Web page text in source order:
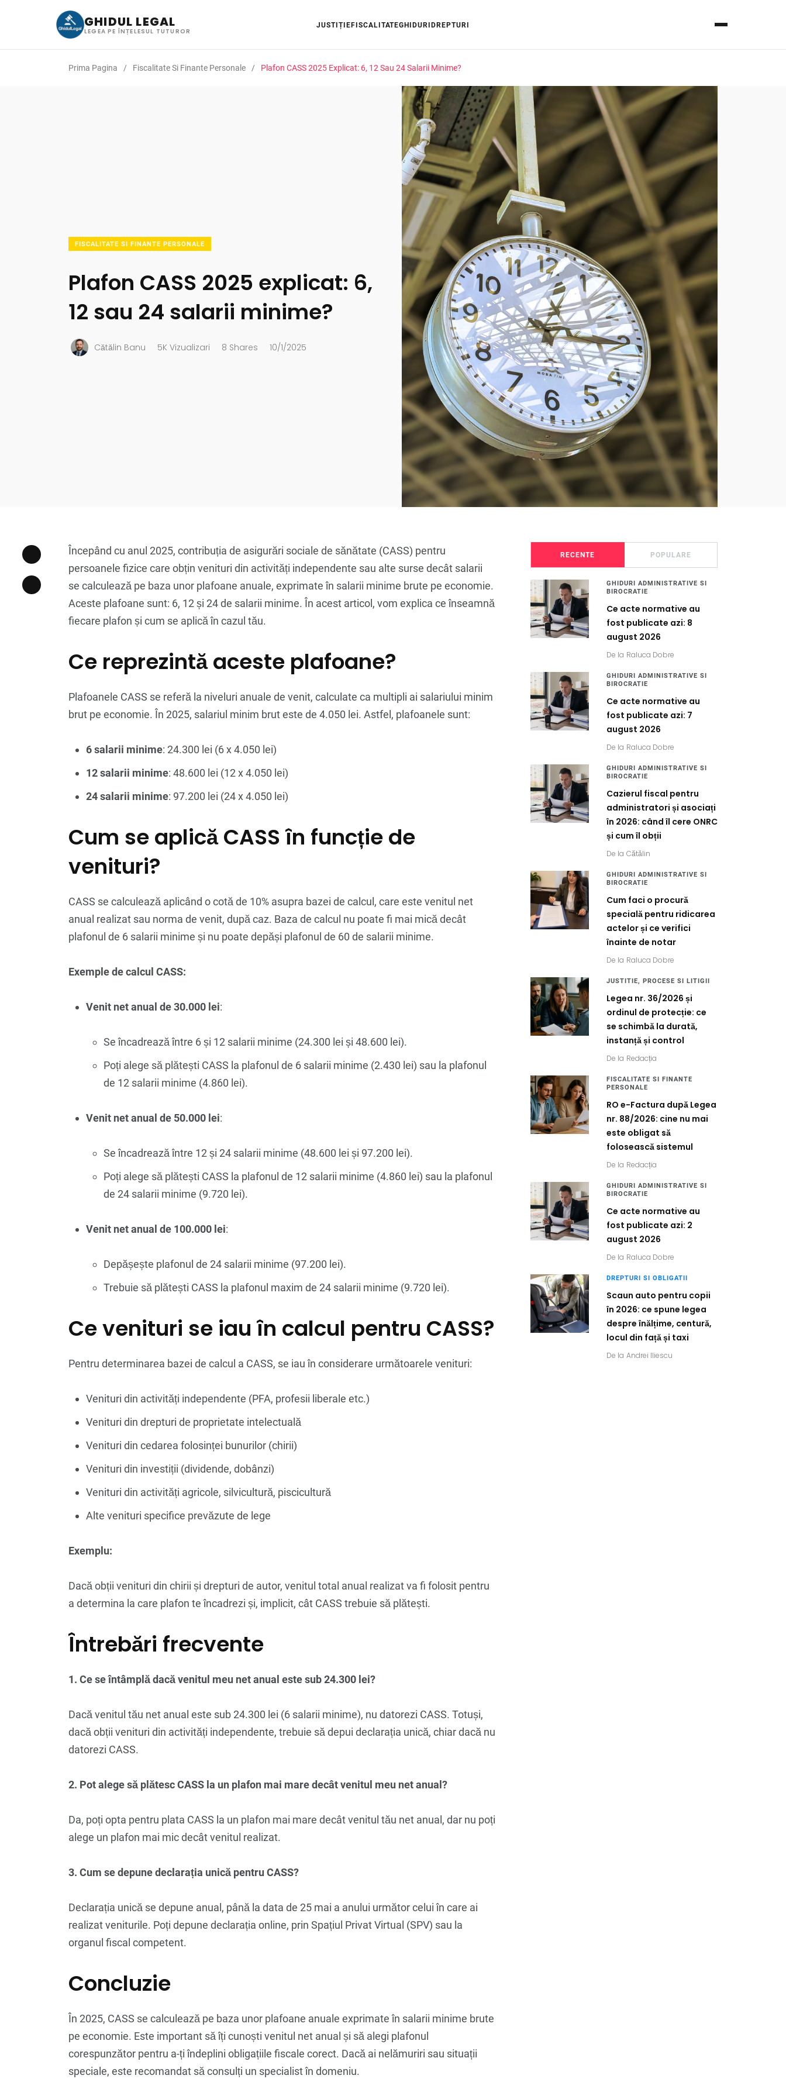
GHIDUL LEGAL
LEGEA PE ÎNȚELESUL TUTUROR
JUSTIȚIE FISCALITATEGHIDURI DREPTURI
Prima Pagina Fiscalitate Si Finante Personale Plafon CASS 2025 Explicat: 6, 12 Sau 24 Salarii Minime?
FISCALITATE SI FINANTE PERSONALE
Plafon CASS 2025 explicat: 6,
12 sau 24 salarii minime?
Cătălin Banu 5K Vizualizari 8 Shares 10/1/2025
Începând cu anul 2025, contribuția de asigurări sociale de sănătate (CASS) pentru
persoanele fizice care obțin venituri din activități independente sau alte surse decât salarii
se calculează pe baza unor plafoane anuale, exprimate în salarii minime brute pe economie.
Aceste plafoane sunt: 6, 12 și 24 de salarii minime. În acest articol, vom explica ce înseamnă
fiecare plafon și cum se aplică în cazul tău.
Ce reprezintă aceste plafoane?
Plafoanele CASS se referă la niveluri anuale de venit, calculate ca multipli ai salariului minim
brut pe economie. În 2025, salariul minim brut este de 4.050 lei. Astfel, plafoanele sunt:
6 salarii minime: 24.300 lei (6 x 4.050 lei)
12 salarii minime: 48.600 lei (12 x 4.050 lei)
24 salarii minime: 97.200 lei (24 x 4.050 lei)
Cum se aplică CASS în funcție de
venituri?
CASS se calculează aplicând o cotă de 10% asupra bazei de calcul, care este venitul net
anual realizat sau norma de venit, după caz. Baza de calcul nu poate fi mai mică decât
plafonul de 6 salarii minime și nu poate depăși plafonul de 60 de salarii minime.
Exemple de calcul CASS:
Venit net anual de 30.000 lei:
Se încadrează între 6 și 12 salarii minime (24.300 lei și 48.600 lei).
Poți alege să plătești CASS la plafonul de 6 salarii minime (2.430 lei) sau la plafonul
de 12 salarii minime (4.860 lei).
Venit net anual de 50.000 lei:
Se încadrează între 12 și 24 salarii minime (48.600 lei și 97.200 lei).
Poți alege să plătești CASS la plafonul de 12 salarii minime (4.860 lei) sau la plafonul
de 24 salarii minime (9.720 lei).
Venit net anual de 100.000 lei:
Depășește plafonul de 24 salarii minime (97.200 lei).
Trebuie să plătești CASS la plafonul maxim de 24 salarii minime (9.720 lei).
Ce venituri se iau în calcul pentru CASS?
Pentru determinarea bazei de calcul a CASS, se iau în considerare următoarele venituri:
Venituri din activități independente (PFA, profesii liberale etc.)
Venituri din drepturi de proprietate intelectuală
Venituri din cedarea folosinței bunurilor (chirii)
Venituri din investiții (dividende, dobânzi)
Venituri din activități agricole, silvicultură, piscicultură
Alte venituri specifice prevăzute de lege
Exemplu:
Dacă obții venituri din chirii și drepturi de autor, venitul total anual realizat va fi folosit pentru
a determina la care plafon te încadrezi și, implicit, cât CASS trebuie să plătești.
Întrebări frecvente
1. Ce se întâmplă dacă venitul meu net anual este sub 24.300 lei?
Dacă venitul tău net anual este sub 24.300 lei (6 salarii minime), nu datorezi CASS. Totuși,
dacă obții venituri din activități independente, trebuie să depui declarația unică, chiar dacă nu
datorezi CASS.
2. Pot alege să plătesc CASS la un plafon mai mare decât venitul meu net anual?
Da, poți opta pentru plata CASS la un plafon mai mare decât venitul tău net anual, dar nu poți
alege un plafon mai mic decât venitul realizat.
3. Cum se depune declarația unică pentru CASS?
Declarația unică se depune anual, până la data de 25 mai a anului următor celui în care ai
realizat veniturile. Poți depune declarația online, prin Spațiul Privat Virtual (SPV) sau la
organul fiscal competent.
Concluzie
În 2025, CASS se calculează pe baza unor plafoane anuale exprimate în salarii minime brute
pe economie. Este important să îți cunoști venitul net anual și să alegi plafonul
corespunzător pentru a-ți îndeplini obligațiile fiscale corect. Dacă ai nelămuriri sau situații
speciale, este recomandat să consulți un specialist în domeniu.
RECENTE POPULARE
GHIDURI ADMINISTRATIVE SI
BIROCRATIE
Ce acte normative au
fost publicate azi: 8
august 2026
De la Raluca Dobre
GHIDURI ADMINISTRATIVE SI
BIROCRATIE
Ce acte normative au
fost publicate azi: 7
august 2026
De la Raluca Dobre
GHIDURI ADMINISTRATIVE SI
BIROCRATIE
Cazierul fiscal pentru
administratori și asociați
în 2026: când îl cere ONRC
și cum îl obții
De la Cătălin
GHIDURI ADMINISTRATIVE SI
BIROCRATIE
Cum faci o procură
specială pentru ridicarea
actelor și ce verifici
înainte de notar
De la Raluca Dobre
JUSTITIE, PROCESE SI LITIGII
Legea nr. 36/2026 și
ordinul de protecție: ce
se schimbă la durată,
instanță și control
De la Redacția
FISCALITATE SI FINANTE
PERSONALE
RO e-Factura după Legea
nr. 88/2026: cine nu mai
este obligat să
folosească sistemul
De la Redacția
GHIDURI ADMINISTRATIVE SI
BIROCRATIE
Ce acte normative au
fost publicate azi: 2
august 2026
De la Raluca Dobre
DREPTURI SI OBLIGATII
Scaun auto pentru copii
în 2026: ce spune legea
despre înălțime, centură,
locul din față și taxi
De la Andrei Iliescu